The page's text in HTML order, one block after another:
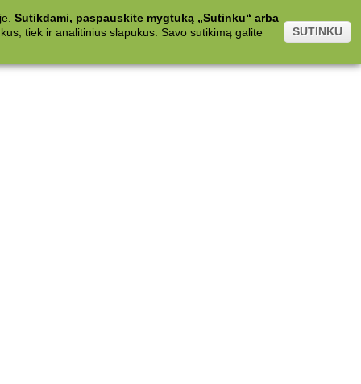
Sutikdami, paspauskite mygtuką „Sutinku“ arba
tiek ir analitinius slapukus. Savo sutikimą galite
SUTINKU